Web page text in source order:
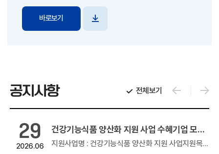
바로보기
파일
공지사항
29
2026.06
건강기능식품 양산화 지원 사업 수혜기업 모집 공고
지원사업명 : 건강기능식품 양산화 지원 사업지원목적 : GMP, HACCP 인증 등의 생산 인프라를 활용하여 건강기능식품 제조지원품목명 : 건강...
전체보기